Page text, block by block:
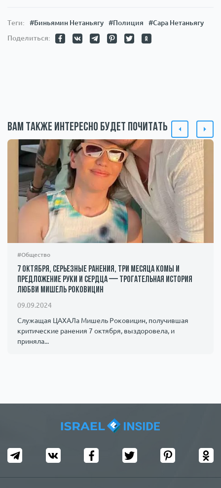
Теги: #Биньямин Нетаньягу #Полиция
#Сара Нетаньягу
Поделиться:
Вам также интересно будет почитать
#Общество
7 октября, серьезные ранения, три месяца комы и
предложение руки и сердца — трогательная история
любви Мишель Роковицин
09.09.2024
Служащая ЦАХАЛа Мишель Роковицин, получившая
критические ранения 7 октября, выздоровела, и
приняла...